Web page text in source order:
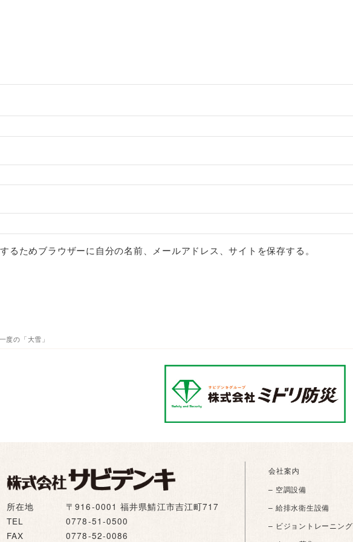
るためブラウザーに自分の名前、メールアドレス、サイトを保存する。
度の「大雪」
所在地
〒916-0001 福井県鯖江市吉江町717
TEL
0778-51-0500
FAX
0778-52-0086
会社案内
– 空調設備
– 給排水衛生設備
– ビジョントレーニング